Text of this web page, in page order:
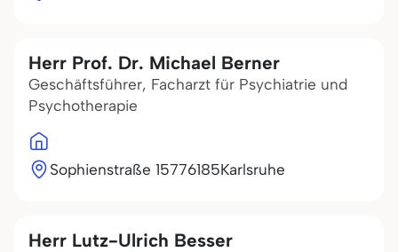
Herr Prof. Dr. Michael Berner
Geschäftsführer, Facharzt für Psychiatrie und
Psychotherapie
Sophienstraße 15776185Karlsruhe
Herr Lutz-Ulrich Besser